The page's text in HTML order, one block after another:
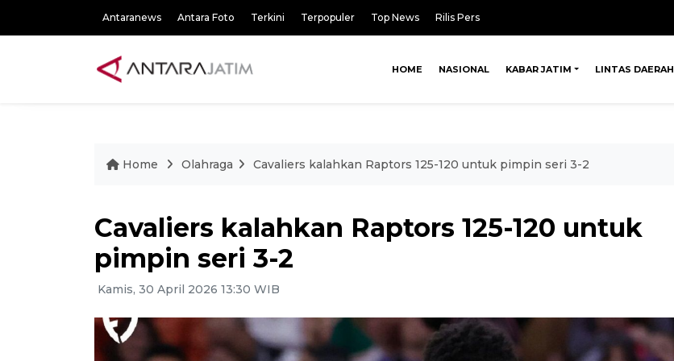
Antaranews Antara Foto Terkini Terpopuler Top News Rilis Pers
HOME NASIONAL KABAR JATIM LINTAS DAERAH
Home Olahraga Cavaliers kalahkan Raptors 125-120 untuk pimpin seri 3-2
Cavaliers kalahkan Raptors 125-120 untuk
pimpin seri 3-2
Kamis, 30 April 2026 13:30 WIB